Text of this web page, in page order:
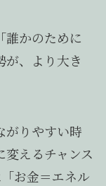
誰かのために
が、より大き
がりやすい時
えるチャンス
お金＝エネル